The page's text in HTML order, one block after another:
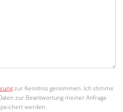
zur Kenntnis genommen. Ich stimme
zur Beantwortung meiner Anfrage
werden.